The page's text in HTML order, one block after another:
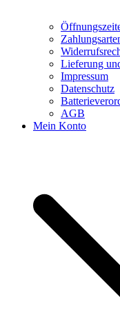
Lieferung
Impressum
Datenschutz
AGB
Mein Konto